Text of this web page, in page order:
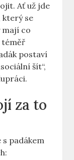
Ať už jde
který se
mají co
téměř
postaví
šít“,
za to
padákem